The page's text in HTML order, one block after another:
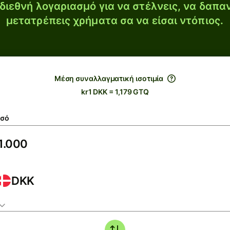
λογαριασμό για να στέλνεις, να
μετατρέπεις χρήματα σα να είσαι ντόπιος.
Μέση συναλλαγματική ισοτιμία
kr1 DKK = 1,179 GTQ
DKK